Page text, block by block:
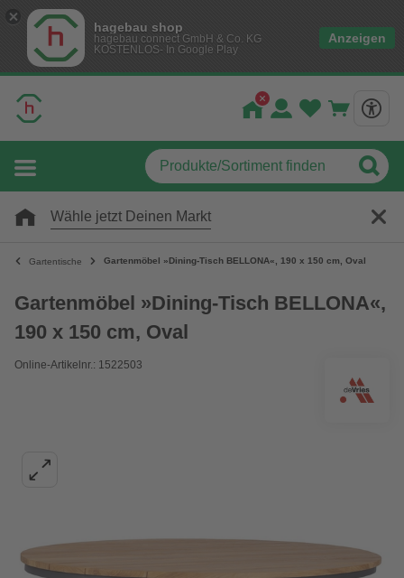
hagebau shop
hagebau connect GmbH & Co. KG
KOSTENLOS- In Google Play
Anzeigen
Wähle jetzt Deinen Markt
Gartentische Gartenmöbel »Dining-Tisch BELLONA«, 190 x 150 cm, Oval
Gartenmöbel »Dining-Tisch BELLONA«,
190 x 150 cm, Oval
Online-Artikelnr.: 1522503